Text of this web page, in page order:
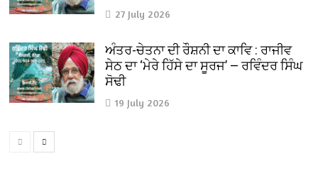
27 July 2026
ਅੰਤਰ-ਚੇਤਨਾ ਦੀ ਰੌਸ਼ਨੀ ਦਾ ਕਾਵਿ : ਰਾਜੀਵ
ਸੇਠ ਦਾ ‘ਮੇਰੇ ਹਿੱਸੇ ਦਾ ਸੂਰਜ’ — ਰਵਿੰਦਰ ਸਿੰਘ
ਸੋਢੀ
19 July 2026